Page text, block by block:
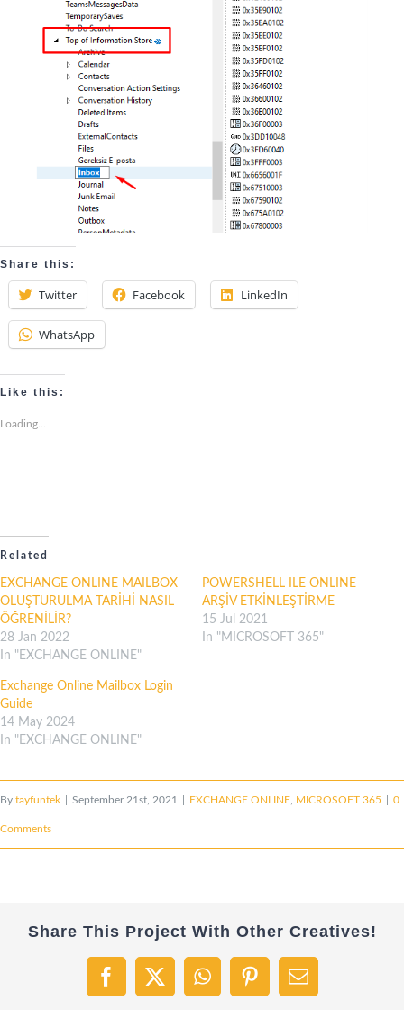
Share this:
Twitter Facebook LinkedIn
WhatsApp
Like this:
Loading...
Related
EXCHANGE ONLINE MAILBOX
OLUŞTURULMA TARİHİ NASIL
ÖĞRENİLİR?
28 Jan 2022
In "EXCHANGE ONLINE"
POWERSHELL ILE ONLINE
ARŞİV ETKİNLEŞTİRME
15 Jul 2021
In "MICROSOFT 365"
Exchange Online Mailbox Login
Guide
14 May 2024
In "EXCHANGE ONLINE"
By tayfuntek September 21st, 2021 EXCHANGE ONLINE MICROSOFT 365 0
Comments
Share This Project With Other Creatives!
Facebook
X WhatsAppPinterestEmail